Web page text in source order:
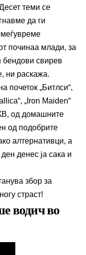
теми се
да ги
починаа млади, за
бендови свирев
ни раскажа.
почеток „Битлси“,
„Iron Maiden“
од домашните
од подобрите
алтернативци, а
денес ја сака и
збор за
страст!
водич во